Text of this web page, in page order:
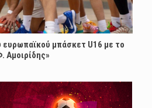
ευρωπαϊκού μπάσκετ U16 με το
Αμοιρίδης»